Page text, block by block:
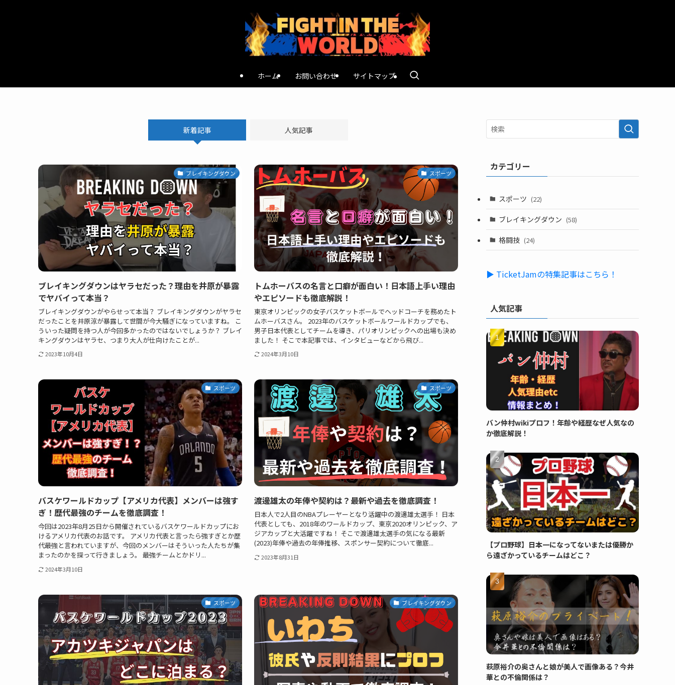
ホーム お問い合わせ サイトマップ
新着記事 人気記事
ブレイキングダウン
ブレイキングダウンはヤラセだった？理由を井原が暴露
でヤバイって本当？
ブレイキングダウンがやらせって本当？ ブレイキングダウンがヤラセ
だったことを井原涼が暴露して世間が今大騒ぎになっていますね。 こ
ういった疑問を持つ人が今回多かったのではないでしょうか？ ブレイ
キングダウンはヤラセ、つまり大人が仕向けたことが...
2023年10月4日
スポーツ
トムホーバスの名言と口癖が面白い！日本語上手い理由
やエピソードも徹底解説！
東京オリンピックの女子バスケットボールでヘッドコーチを務めたト
ムホーバスさん。 2023年のバスケットボールワールドカップでも、
男子日本代表としてチームを導き、パリオリンピックへの出場も決め
ました！ そこで本記事では、インタビューなどから飛び...
2024年3月10日
スポーツ
バスケワールドカップ【アメリカ代表】メンバーは強す
ぎ！歴代最強のチームを徹底調査！
今回は2023年8月25日から開催されているバスケワールドカップにお
けるアメリカ代表のお話です。 アメリカ代表と言ったら強すぎとか歴
代最強と言われていますが、今回のメンバーはそういった人たちが集
まったのかを探って行きましょう。 最強チームとかドリ...
2024年3月10日
スポーツ
渡邊雄太の年俸や契約は？最新や過去を徹底調査！
日本人で2人目のNBAプレーヤーとなり活躍中の渡邊雄太選手！ 日本
代表としても、2018年のワールドカップ、東京2020オリンピック、ア
ジアカップと大活躍ですね！ そこで渡邊雄太選手の気になる最新
(2023)年俸や過去の年俸推移、スポンサー契約について徹底...
2023年8月31日
スポーツ ブレイキングダウン
カテゴリー
スポーツ (22)
ブレイキングダウン (58)
格闘技 (24)
▶ TicketJamの特集記事はこちら！
人気記事
バン仲村wikiプロフ！年齢や経歴なぜ人気なの
か徹底解説！
【プロ野球】日本一になってないまたは優勝か
ら遠ざかっているチームはどこ？
萩原裕介の奥さんと娘が美人で画像ある？今井
華との不倫関係は？